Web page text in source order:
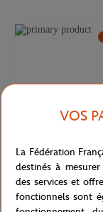
ROLAND GARROS
Casquette Logo
VOS
La Fédération
destinés à
des services et
fonctionnels sont